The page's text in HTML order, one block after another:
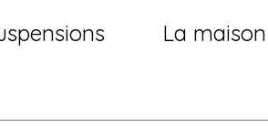
La maison